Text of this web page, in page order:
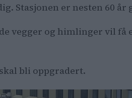
Stasjonen er nesten 60
vegger og himlinger vil
bli oppgradert.